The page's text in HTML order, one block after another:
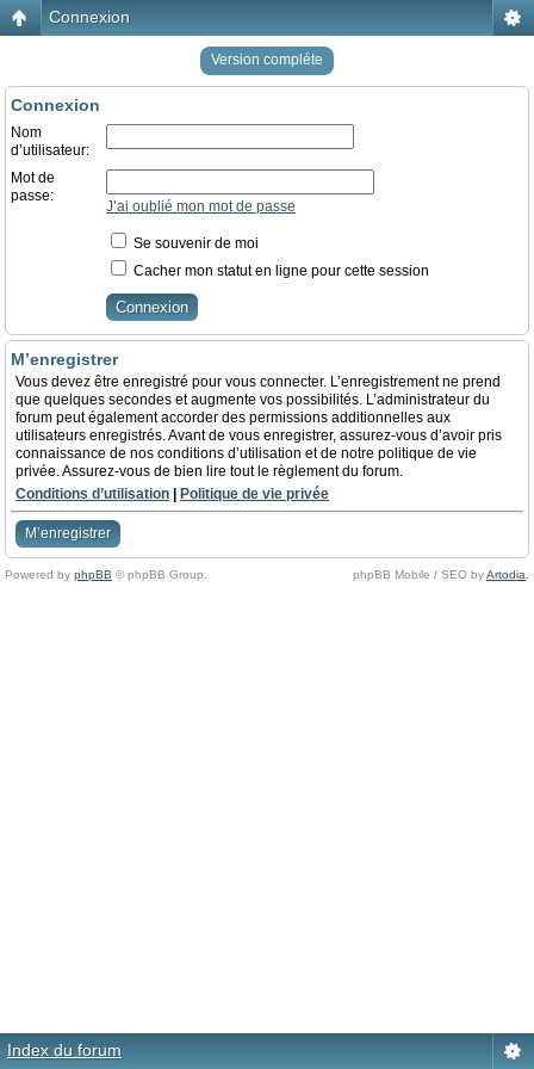
Connexion
Version compléte
Connexion
Nom
d’utilisateur:
Mot de
passe:
J’ai oublié mon mot de passe
Se souvenir de moi
Cacher mon statut en ligne pour cette session
M’enregistrer
Vous devez être enregistré pour vous connecter. L’enregistrement ne prend
que quelques secondes et augmente vos possibilités. L’administrateur du
forum peut également accorder des permissions additionnelles aux
utilisateurs enregistrés. Avant de vous enregistrer, assurez-vous d’avoir pris
connaissance de nos conditions d’utilisation et de notre politique de vie
privée. Assurez-vous de bien lire tout le règlement du forum.
Conditions d’utilisation
Politique de vie privée
M’enregistrer
Powered by phpBB © phpBB Group. phpBB Mobile / SEO byArtodia
Index du forum